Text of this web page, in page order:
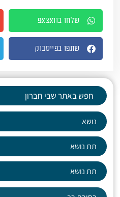
שלחו בוואצאפ
שתפו בפייסבוק